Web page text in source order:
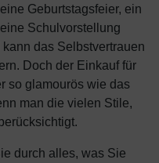
Geburtstagsfeier, ein
Schulvorstellung
das Selbstvertrauen
Doch der Einkauf für
so glamourös wie das
man die vielen Stile,
durch alles, was Sie